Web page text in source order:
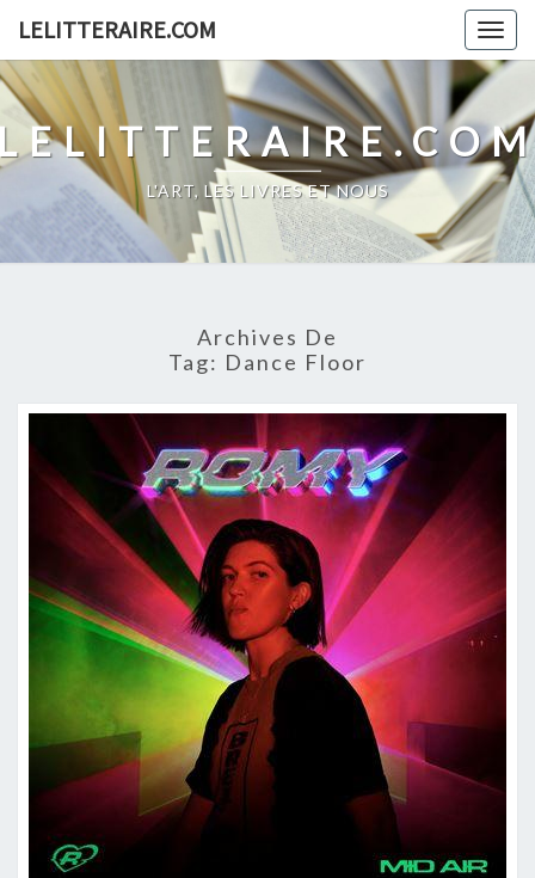
content
LELITTERAIRE.COM
L'ART, LES LIVRES ET NOUS
Archives De
Tag: Dance Floor